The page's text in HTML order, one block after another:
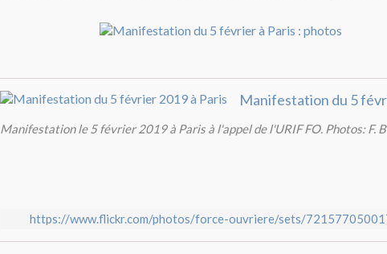
Manifestation le 5 février 2019 à Paris à l'appel de l'URIF FO. Photos: F.
https://www.flickr.com/photos/force-ouvriere/sets/